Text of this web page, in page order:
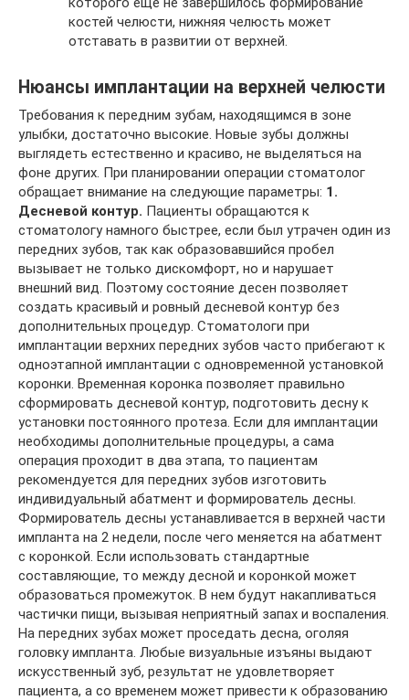
костей челюсти, нижняя челюсть может
отставать в развитии от верхней.
Нюансы имплантации на верхней челюсти
Требования к передним зубам, находящимся в зоне
улыбки, достаточно высокие. Новые зубы должны
выглядеть естественно и красиво, не выделяться на
фоне других. При планировании операции стоматолог
обращает внимание на следующие параметры: 1.
Десневой контур. Пациенты обращаются к
стоматологу намного быстрее, если был утрачен один из
передних зубов, так как образовавшийся пробел
вызывает не только дискомфорт, но и нарушает
внешний вид. Поэтому состояние десен позволяет
создать красивый и ровный десневой контур без
дополнительных процедур. Стоматологи при
имплантации верхних передних зубов часто прибегают к
одноэтапной имплантации с одновременной установкой
коронки. Временная коронка позволяет правильно
сформировать десневой контур, подготовить десну к
установки постоянного протеза. Если для имплантации
необходимы дополнительные процедуры, а сама
операция проходит в два этапа, то пациентам
рекомендуется для передних зубов изготовить
индивидуальный абатмент и формирователь десны.
Формирователь десны устанавливается в верхней части
импланта на 2 недели, после чего меняется на абатмент
с коронкой. Если использовать стандартные
составляющие, то между десной и коронкой может
образоваться промежуток. В нем будут накапливаться
частички пищи, вызывая неприятный запах и воспаления.
На передних зубах может проседать десна, оголяя
головку импланта. Любые визуальные изъяны выдают
искусственный зуб, результат не удовлетворяет
пациента, а со временем может привести к образованию